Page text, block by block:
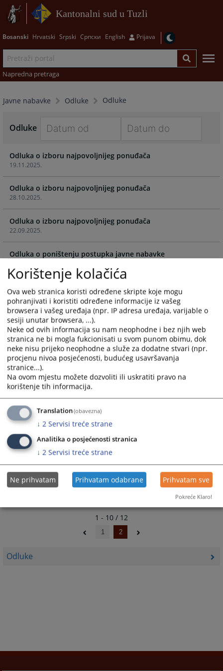
Kantonalni sud u Tuzli
Bosanski Hrvatski Srpski Српски English Prijava
Napredna pretraga
Javne nabavke Odluke Odluke
Odluke
Odluke
forward
to
interact
with
the
calendar
and
select
a
date.
the
question
mark
key
to
get
the
keyboard
shortcuts
for
changing
dates.
forward
interact
with
calendar
and
a
date.
the
question
mark
key
get
the
keyboard
shortcuts
for
dates.
19.11.2025.
Odluka o izboru najpovoljnijeg ponuđača
28.10.2025.
Odluka o izboru najpovoljnijeg ponuđača
22.09.2025.
Odluka o izboru najpovoljnijeg ponuđača
Odluka o poništenju postupka javne nabavke
10.12.2020.
Odluka o poništenju postupka
10.12.2020.
Odluka o izboru najpovoljnijeg ponuđača
02.10.2019.
Odluka o izboru najpovoljnijeg ponuđača
02.09.2019.
Odluka za nabavku kompjuterske opreme i namještaja za
25.10.2018.
Odluka za nabavku plakara
28.08.2018.
1 - 10 / 12
1 2
Korištenje kolačića
Ova web stranica koristi određene skripte koje mogu
pohranjivati i koristiti određene informacije iz vašeg
browsera i vašeg uređaja (npr. IP adresa uređaja, varijable o
sesiji unutar browsera, ...).
Neke od ovih informacija su nam neophodne i bez njih web
stranica ne bi mogla fukcionisati u svom punom obimu, dok
neke nisu prijeko neophodne a služe za dodatne stvari (npr.
procjenu nivoa posjećenosti, budućeg usavršavanja
stranice...).
Na ovom mjestu možete dozvoliti ili uskratiti pravo na
korištenje tih informacija.
Translation(obavezna)
↓ 2 Servisi treće strane
Analitika o posjećenosti stranica
↓ 2 Servisi treće strane
Ne prihvatam Prihvatam odabrane Prihvatam sve
Pokreće Klaro!